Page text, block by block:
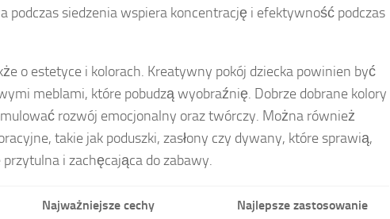
podczas siedzenia wspiera koncentrację i efektywność podczas
o estetyce i kolorach. Kreatywny pokój dziecka powinien być
meblami, które pobudzą wyobraźnię. Dobrze dobrane kolory
rozwój emocjonalny oraz twórczy. Można również
takie jak poduszki, zasłony czy dywany, które sprawią,
i zachęcająca do zabawy.
Najważniejsze cechy Najlepsze zastosowanie